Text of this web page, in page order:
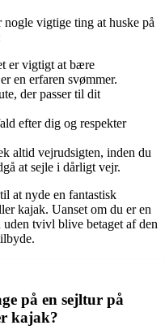
vigtige ting at huske på
er vigtigt at bære
en erfaren svømmer.
der passer til dit
efter dig og respekter
altid vejrudsigten, inden du
at sejle i dårligt vejr.
at nyde en fantastisk
kajak. Uanset om du er en
tvivl blive betaget af den
på en sejltur på
kajak?